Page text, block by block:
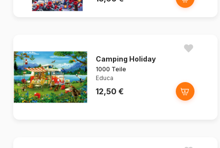
Camping Holiday
1000 Teile
Educa
12,50 €